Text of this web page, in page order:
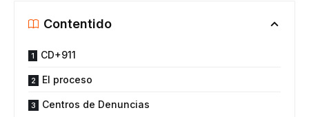
Contentido
CD+911
El proceso
Centros de Denuncias